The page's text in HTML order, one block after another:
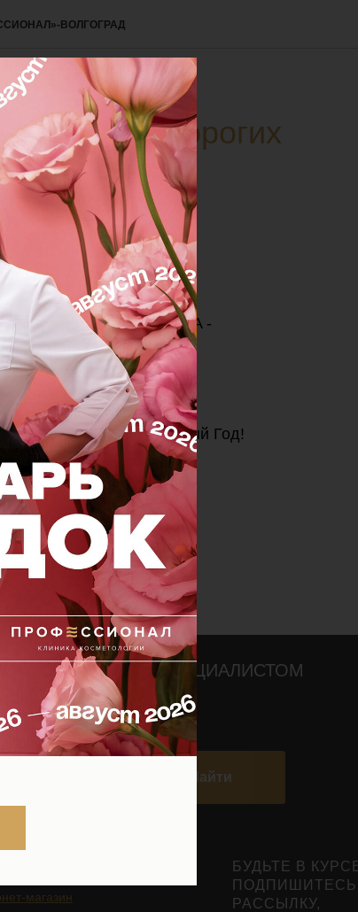
ВОЛГОГРАД
самых дорогих
вас
набор SESDERMA -
🎁
своих любимых в Новый Год!
СО СПЕЦИАЛИСТОМ
Найти
магазин
БУДЬТЕ В
ПОДПИШИТЕСЬ
РАССЫЛКУ,